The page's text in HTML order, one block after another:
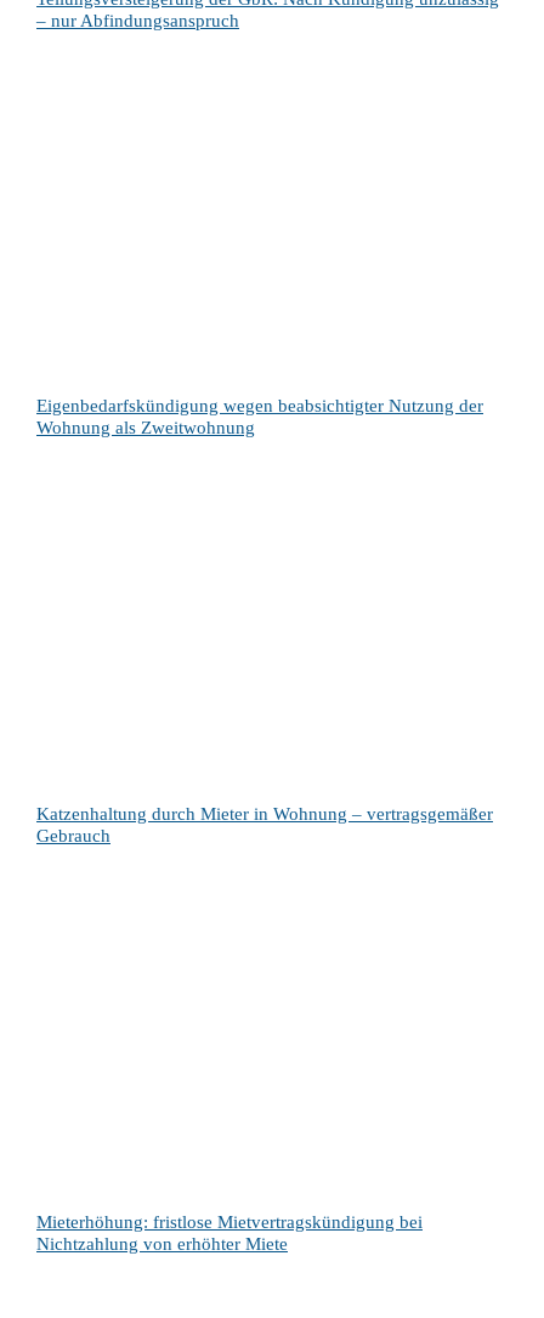
– nur Abfindungsanspruch
Eigenbedarfskündigung wegen beabsichtigter Nutzung der
Wohnung als Zweitwohnung
Katzenhaltung durch Mieter in Wohnung – vertragsgemäßer
Gebrauch
Mieterhöhung: fristlose Mietvertragskündigung bei
Nichtzahlung von erhöhter Miete